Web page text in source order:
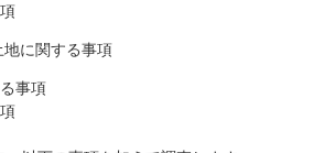
に関する事項
事項